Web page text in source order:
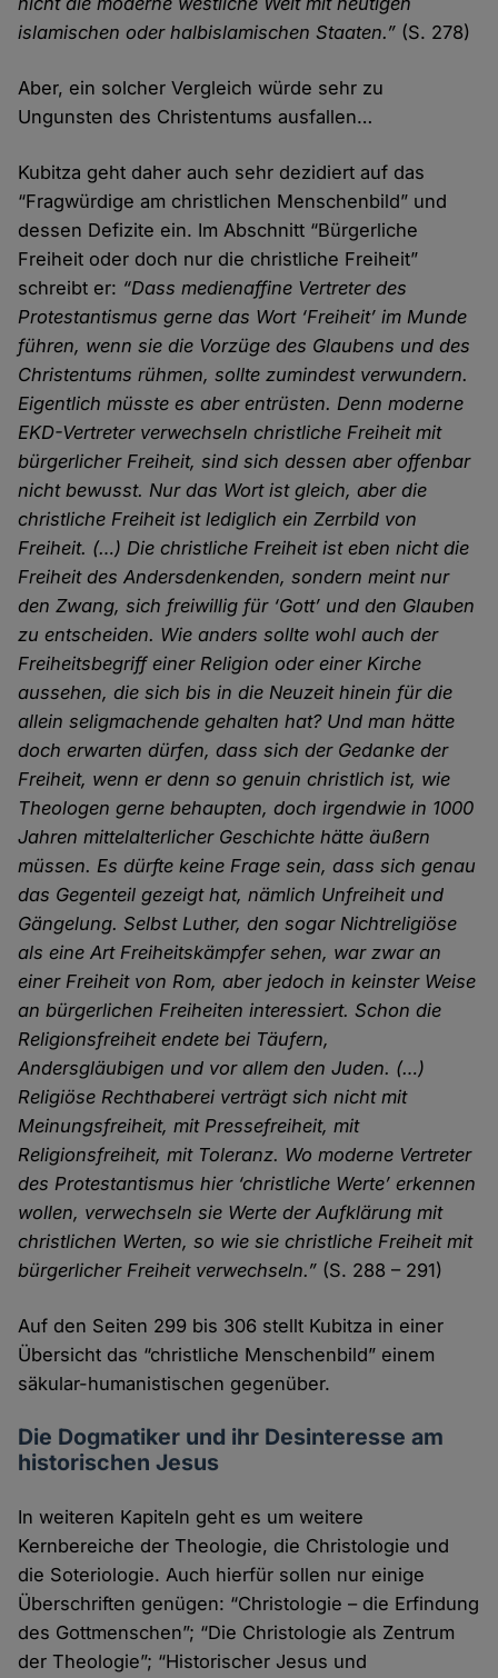
islamischen oder halbislamischen Staaten.” (S. 278)
Aber, ein solcher Vergleich würde sehr zu
Ungunsten des Christentums ausfallen…
Kubitza geht daher auch sehr dezidiert auf das
“Fragwürdige am christlichen Menschenbild” und
dessen Defizite ein. Im Abschnitt “Bürgerliche
Freiheit oder doch nur die christliche Freiheit”
schreibt er: “Dass medienaffine Vertreter des
Protestantismus gerne das Wort ‘Freiheit’ im Munde
führen, wenn sie die Vorzüge des Glaubens und des
Christentums rühmen, sollte zumindest verwundern.
Eigentlich müsste es aber entrüsten. Denn moderne
EKD-Vertreter verwechseln christliche Freiheit mit
bürgerlicher Freiheit, sind sich dessen aber offenbar
nicht bewusst. Nur das Wort ist gleich, aber die
christliche Freiheit ist lediglich ein Zerrbild von
Freiheit. (…) Die christliche Freiheit ist eben nicht die
Freiheit des Andersdenkenden, sondern meint nur
den Zwang, sich freiwillig für ‘Gott’ und den Glauben
zu entscheiden. Wie anders sollte wohl auch der
Freiheitsbegriff einer Religion oder einer Kirche
aussehen, die sich bis in die Neuzeit hinein für die
allein seligmachende gehalten hat? Und man hätte
doch erwarten dürfen, dass sich der Gedanke der
Freiheit, wenn er denn so genuin christlich ist, wie
Theologen gerne behaupten, doch irgendwie in 1000
Jahren mittelalterlicher Geschichte hätte äußern
müssen. Es dürfte keine Frage sein, dass sich genau
das Gegenteil gezeigt hat, nämlich Unfreiheit und
Gängelung. Selbst Luther, den sogar Nichtreligiöse
als eine Art Freiheitskämpfer sehen, war zwar an
einer Freiheit von Rom, aber jedoch in keinster Weise
an bürgerlichen Freiheiten interessiert. Schon die
Religionsfreiheit endete bei Täufern,
Andersgläubigen und vor allem den Juden. (…)
Religiöse Rechthaberei verträgt sich nicht mit
Meinungsfreiheit, mit Pressefreiheit, mit
Religionsfreiheit, mit Toleranz. Wo moderne Vertreter
des Protestantismus hier ‘christliche Werte’ erkennen
wollen, verwechseln sie Werte der Aufklärung mit
christlichen Werten, so wie sie christliche Freiheit mit
bürgerlicher Freiheit verwechseln.” (S. 288 – 291)
Auf den Seiten 299 bis 306 stellt Kubitza in einer
Übersicht das “christliche Menschenbild” einem
säkular-humanistischen gegenüber.
Die Dogmatiker und ihr Desinteresse am
historischen Jesus
In weiteren Kapiteln geht es um weitere
Kernbereiche der Theologie, die Christologie und
die Soteriologie. Auch hierfür sollen nur einige
Überschriften genügen: “Christologie – die Erfindung
des Gottmenschen”; “Die Christologie als Zentrum
der Theologie”; “Historischer Jesus und